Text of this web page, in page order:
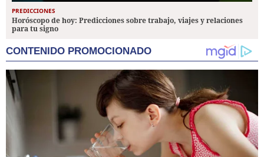
PREDICCIONES
Horóscopo de hoy: Predicciones sobre trabajo, viajes y relaciones
para tu signo
CONTENIDO PROMOCIONADO